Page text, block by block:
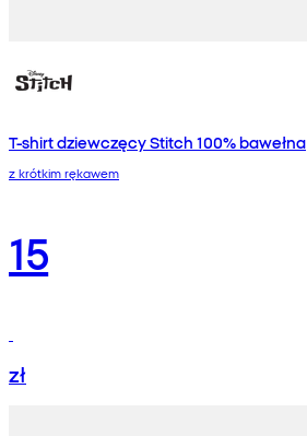
T-shirt dziewczęcy Stitch 100% bawełna
z krótkim rękawem
15
zł